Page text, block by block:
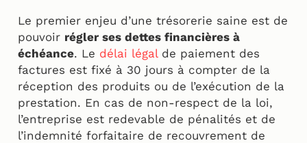
Le premier enjeu d’une trésorerie saine est de
pouvoir régler ses dettes financières à
échéance. Le délai légal de paiement des
factures est fixé à 30 jours à compter de la
réception des produits ou de l’exécution de la
prestation. En cas de non-respect de la loi,
l’entreprise est redevable de pénalités et de
l’indemnité forfaitaire de recouvrement de